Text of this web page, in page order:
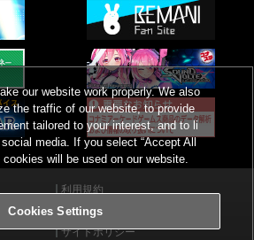
利用規約
外部送信について
サイトポリシー
our website work properly. We also
the traffic of our website, to provide
tailored to your interest, and to li
media. If you select “Accept All
will be used on our website.
Cookies Settings